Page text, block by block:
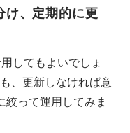
け、定期的に更
してもよいでしょ
、更新しなければ意
絞って運用してみま